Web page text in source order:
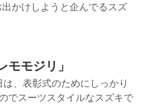
出かけしようと企んでるスズ
モモジリ」
、表彰式のためにしっかり
でスーツスタイルなスズキで